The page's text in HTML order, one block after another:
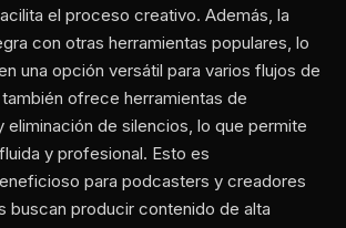
el proceso creativo. Además, la
con otras herramientas populares, lo
una opción versátil para varios flujos de
ofrece herramientas de
eliminación de silencios, lo que permite
y profesional. Esto es
para podcasters y creadores
buscan producir contenido de alta